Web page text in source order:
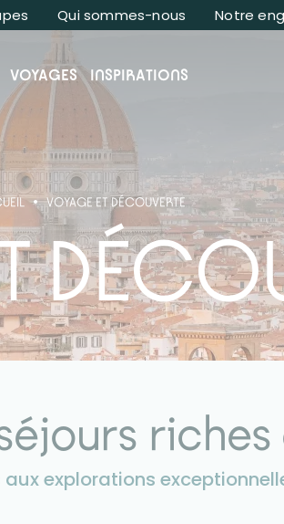
VOYAGES INSPIRATIONS
Qui sommes-nous Notre
VOYAGE ET DÉCOUVERTE
explorations